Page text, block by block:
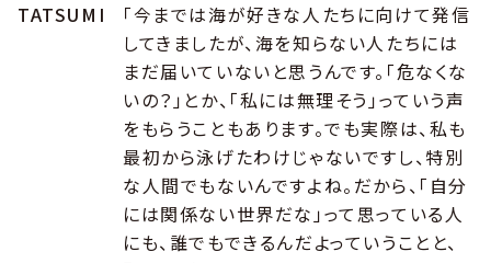
TATSUMI
「今までは海が好きな人たちに向けて発信
してきましたが、海を知らない人たちには
まだ届いていないと思うんです。「危なくな
いの？」とか、「私には無理そう」っていう声
をもらうこともあります。でも実際は、私も
最初から泳げたわけじゃないですし、特別
な人間でもないんですよね。だから、「自分
には関係ない世界だな」って思っている人
にも、誰でもできるんだよっていうことと、